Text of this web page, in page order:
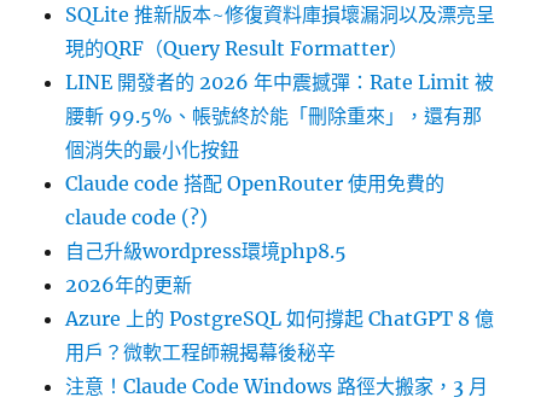
SQLite 推新版本~修復資料庫損壞漏洞以及漂亮呈
現的QRF（Query Result Formatter）
LINE 開發者的 2026 年中震撼彈：Rate Limit 被
腰斬 99.5%、帳號終於能「刪除重來」，還有那
個消失的最小化按鈕
Claude code 搭配 OpenRouter 使用免費的
claude code (?)
自己升級wordpress環境php8.5
2026年的更新
Azure 上的 PostgreSQL 如何撐起 ChatGPT 8 億
用戶？微軟工程師親揭幕後秘辛
注意！Claude Code Windows 路徑大搬家，3 月